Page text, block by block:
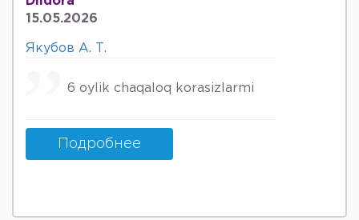
15.05.2026
Якубов А. Т.
6 oylik chaqaloq korasizlarmi
Подробнее